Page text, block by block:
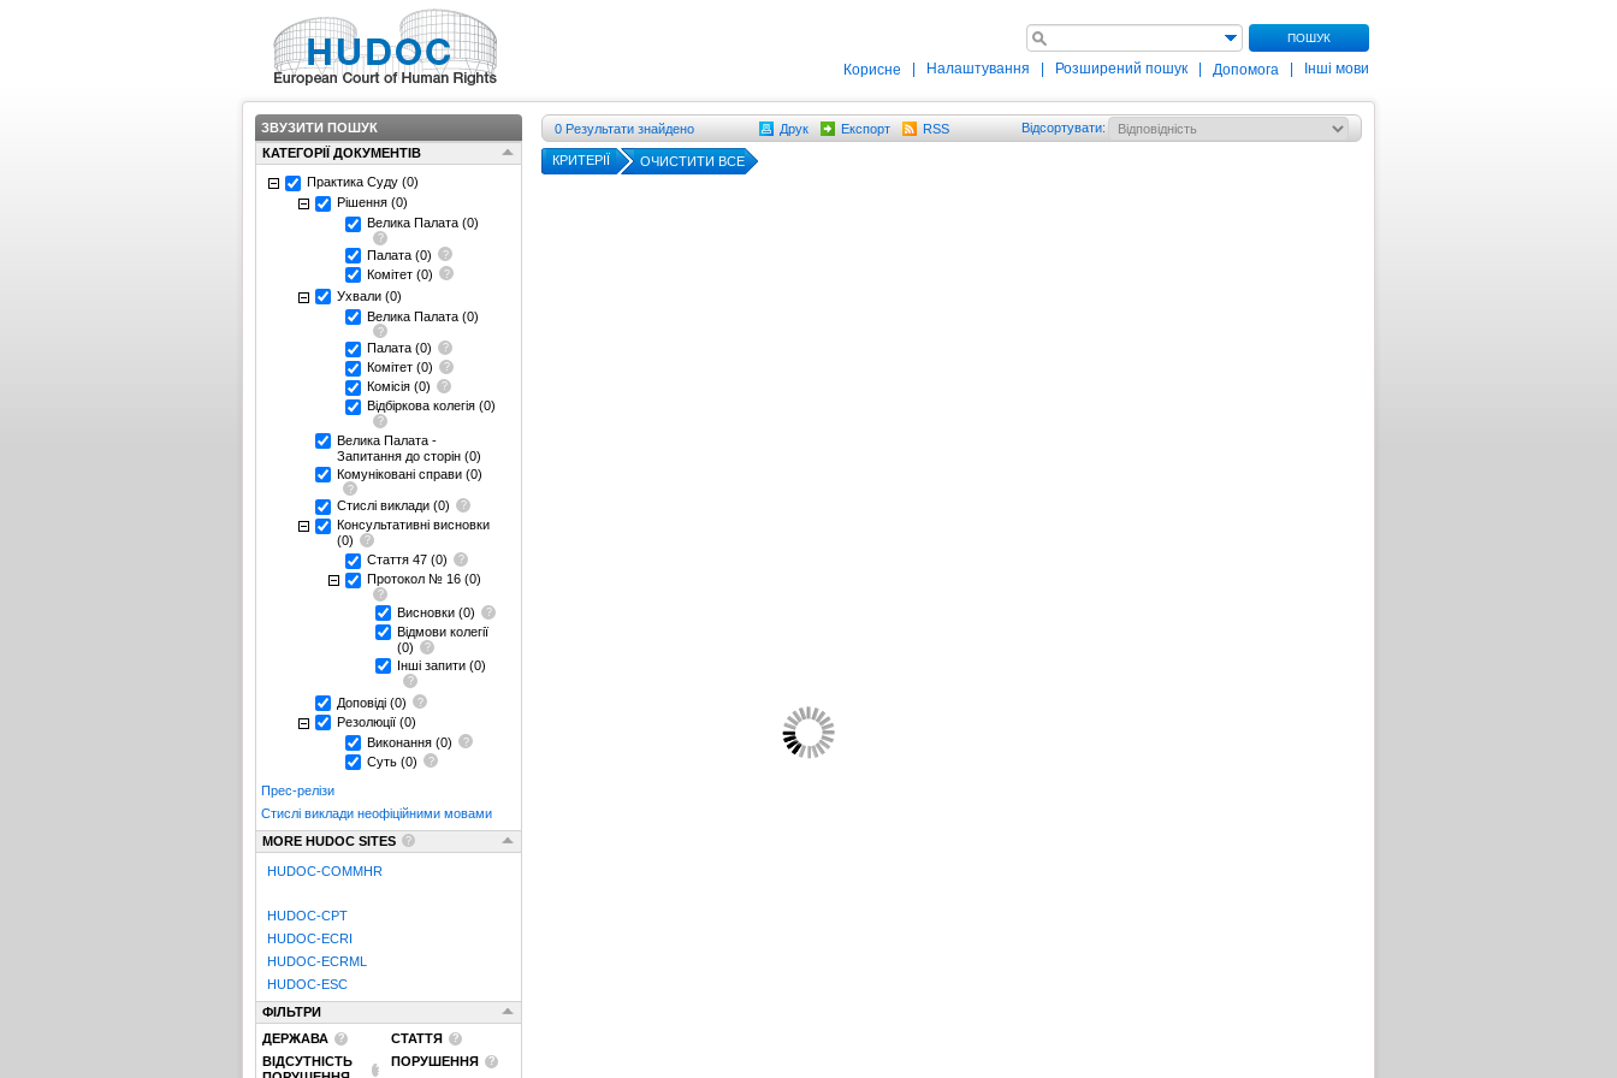
ПОШУК
Корисне Налаштування Розширений пошук Допомога Інші мови
ЗВУЗИТИ ПОШУК
КАТЕГОРІЇ ДОКУМЕНТІВ
Практика Суду (0)
Рішення (0)
Велика Палата (0)
Палата (0)
Комітет (0)
Ухвали (0)
Велика Палата (0)
Палата (0)
Комітет (0)
Комісія (0)
Відбіркова колегія (0)
Велика Палата -
Запитання до сторін (0)
Комуніковані справи (0)
Стислі виклади (0)
Консультативні висновки
(0)
Стаття 47 (0)
Протокол № 16 (0)
Висновки (0)
Відмови колегії
(0)
Інші запити (0)
Доповіді (0)
Резолюції (0)
Виконання (0)
Суть (0)
Прес-релізи
Стислі виклади неофіційними мовами
MORE HUDOC SITES
HUDOC-COMMHR
HUDOC-CPT
HUDOC-ECRI
HUDOC-ECRML
HUDOC-ESC
ФІЛЬТРИ
ДЕРЖАВА
СТАТТЯ
ВІДСУТНІСТЬ
ПОРУШЕННЯ
0 Результати знайдено Друк Експорт RSS Відсортувати:
КРИТЕРІЇ ОЧИСТИТИ ВСЕ